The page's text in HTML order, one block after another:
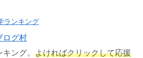
ランキング
ログ村
ング。 よければクリックして応援